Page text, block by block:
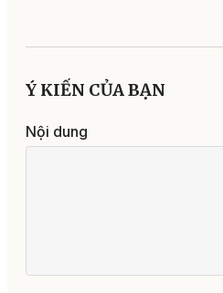
Ý KIẾN CỦA BẠN
Nội dung